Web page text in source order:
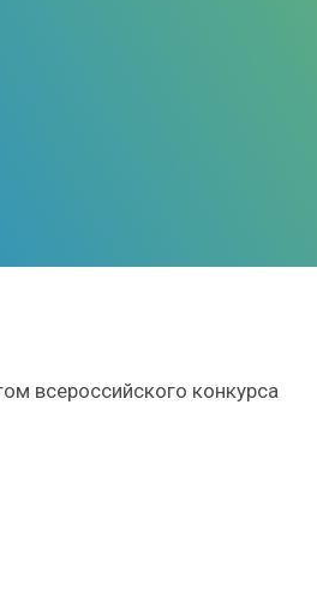
всероссийского конкурса